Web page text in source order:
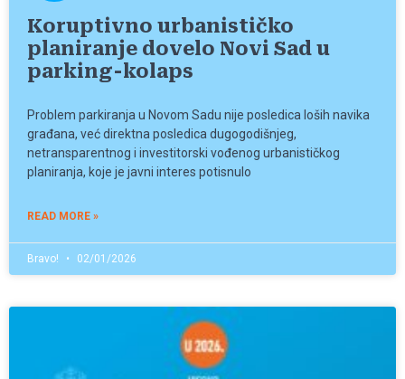
Koruptivno urbanističko
planiranje dovelo Novi Sad u
parking-kolaps
Problem parkiranja u Novom Sadu nije posledica loših navika
građana, već direktna posledica dugogodišnjeg,
netransparentnog i investitorski vođenog urbanističkog
planiranja, koje je javni interes potisnulo
READ MORE »
Bravo! 02/01/2026